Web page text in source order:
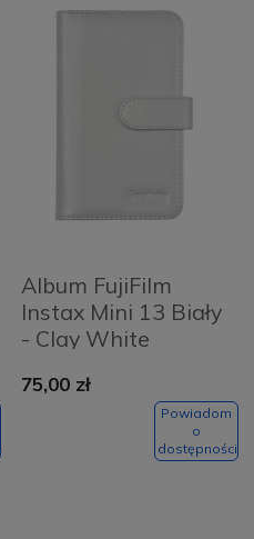
Album FujiFilm
Instax Mini 13 Biały
- Clay White
75,00 zł
Powiadom
o
dostępności